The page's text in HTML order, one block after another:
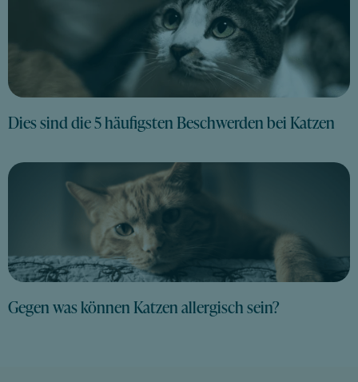
Dies sind die 5 häufigsten Beschwerden bei Katzen
Gegen was können Katzen allergisch sein?